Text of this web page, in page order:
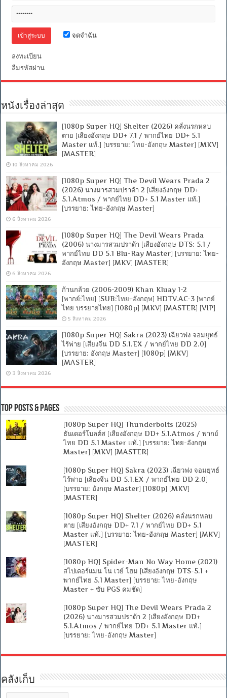
จดจำฉัน
ลงทะเบียน
ลืมรหัสผ่าน
หนังเรื่องล่าสุด
[1080p Super HQ] Shelter (2026) คลั่งนรกหลบ
ตาย [เสียงอังกฤษ DD+ 7.1 / พากย์ไทย DD+ 5.1
Master แท้.] [บรรยาย: ไทย-อังกฤษ Master] [MKV]
[MASTER]
10 สิงหาคม 2026
[1080p Super HQ] The Devil Wears Prada 2
(2026) นางมารสวมปราด้า 2 [เสียงอังกฤษ DD+
5.1.Atmos / พากย์ไทย DD+ 5.1 Master แท้.]
[บรรยาย: ไทย-อังกฤษ Master]
6 สิงหาคม 2026
[1080p Super HQ] The Devil Wears Prada
(2006) นางมารสวมปราด้า [เสียงอังกฤษ DTS: 5.1 /
พากย์ไทย DD 5.1 Blu-Ray Master] [บรรยาย: ไทย-
อังกฤษ Master] [MKV] [MASTER]
6 สิงหาคม 2026
ก้านกล้วย (2006-2009) Khan Kluay 1-2
[พากย์:ไทย] [SUB:ไทย+อังกฤษ] HDTV.AC-3 [พากย์
ไทย บรรยายไทย] [1080p] [MKV] [MASTER] [VIP]
5 สิงหาคม 2026
[1080p Super HQ] Sakra (2023) เฉียวฟง จอมยุทธ์
ไร้พ่าย [เสียงจีน DD 5.1.EX / พากย์ไทย DD 2.0]
[บรรยาย: อังกฤษ Master] [1080p] [MKV]
[MASTER]
3 สิงหาคม 2026
Top Posts & Pages
[1080p Super HQ] Thunderbolts (2025)
ธันเดอร์โบลต์ส [เสียงอังกฤษ DD+ 5.1.Atmos / พากย์
ไทย DD 5.1 Master แท้.] [บรรยาย: ไทย-อังกฤษ
Master] [MKV] [MASTER]
[1080p Super HQ] Sakra (2023) เฉียวฟง จอมยุทธ์
ไร้พ่าย [เสียงจีน DD 5.1.EX / พากย์ไทย DD 2.0]
[บรรยาย: อังกฤษ Master] [1080p] [MKV]
[MASTER]
[1080p Super HQ] Shelter (2026) คลั่งนรกหลบ
ตาย [เสียงอังกฤษ DD+ 7.1 / พากย์ไทย DD+ 5.1
Master แท้.] [บรรยาย: ไทย-อังกฤษ Master] [MKV]
[MASTER]
[1080p HQ] Spider-Man No Way Home (2021)
สไปเดอร์แมน โน เวย์ โฮม [เสียงอังกฤษ DTS-5.1 +
พากย์ไทย 5.1 Master] [บรรยาย: ไทย-อังกฤษ
Master + ซับ PGS คมชัด]
[1080p Super HQ] The Devil Wears Prada 2
(2026) นางมารสวมปราด้า 2 [เสียงอังกฤษ DD+
5.1.Atmos / พากย์ไทย DD+ 5.1 Master แท้.]
[บรรยาย: ไทย-อังกฤษ Master]
คลังเก็บ